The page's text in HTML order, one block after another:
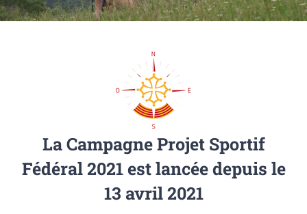
La Campagne Projet Sportif
Fédéral 2021 est lancée depuis le
13 avril 2021